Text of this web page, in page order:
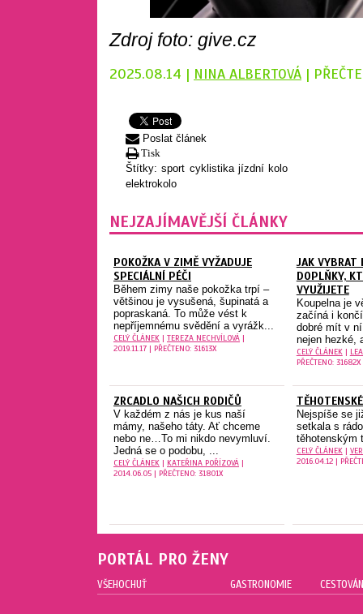
Zdroj foto: give.cz
2025.08.14 | NINA ALBERTOVÁ |
Poslat článek
Tisk
Štítky:sport cyklistika jízdní kolo
elektrokolo
NEJZAJÍMAVĚJŠÍ ČLÁNKY
POKOŽKA V ZIMĚ VYŽADUJE
SPECIÁLNÍ PÉČI
Během zimy naše pokožka trpí –
většinou je vysušená, šupinatá a
popraskaná. To může vést k
nepříjemnému svědění a vyrážk...
CELÝ ČLÁNEK | TEREZA NECHVÍLOVÁ |
2019.11.17 | PŘEČTENO: 31613X
JAK VYBRAT
DOPLŇKY,
VYUŽIJETE
Koupelna je
začíná i
dobré mít v
nejen hezké,
CELÝ ČLÁNEK|
PŘEČTENO: 31682X
ZRCADLO NAŠICH RODIČŮ
V každém z nás je kus naší
mámy, našeho táty. Ať chceme
nebo ne…To mi nikdo nevymluví.
Jedná se o podobu, ...
CELÝ ČLÁNEK | KATEŘINA POŘÍZOVÁ |
2014.06.05 | PŘEČTENO: 31801X
Nejspíše se
setkala s
těhotenským
CELÝ ČLÁNEK|
2016.04.12 |
PORTÁL PRO ŽENY
VŠEHOCHUŤ GASTRONOMIE